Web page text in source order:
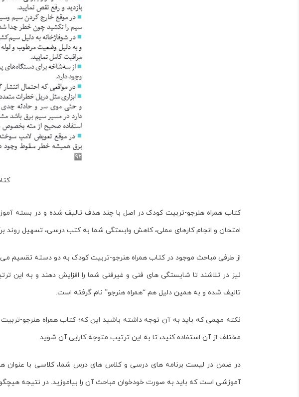
کتاب همراه هنرجو-تربیت کودکدر اصل با چند هدف تالیف شده و در بسته
امتحان و انجام کارهای عملی، کاهش وابستگی شما به کتب درسی، تسهیل
از طرفی مباحث موجود در کتاب همراه هنرجو-تربیت کودک به دو دسته تقسیم
نیز در تلاشند تا شایستگی های فنی و غیرفنی شما را افزایش دهند و به این
تالیف شده و به همین دلیل هم “همراه هنرجو” نام گرفته است.
نکته مهمی که باید به آن توجه داشته باشید این که؛ کتابهمراه هنرجو-
مختلف از آن استفاده کنید، تا به این ترتیب متوجه کارایی آن شوید.
در ضمن در لیست برنامه های درسی و کلاس های درس شما، کلاسی با عنوان
آموزشی است که باید به صورت خودخوان مباحث آن را بیاموزید. در نتیجه